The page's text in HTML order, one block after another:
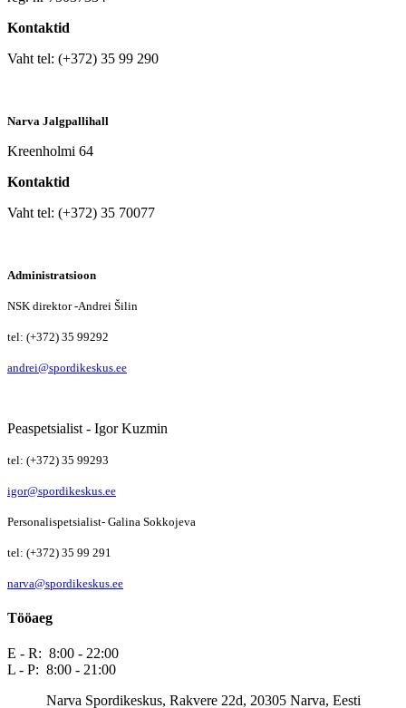
Kontaktid
Vaht tel: (+372) 35 99 290
Narva Jalgpallihall
Kreenholmi 64
Kontaktid
Vaht tel: (+372) 35 70077
Administratsioon
NSK direktor -Andrei Šilin
tel: (+372) 35 99292
andrei@spordikeskus.ee
Peaspetsialist - Igor Kuzmin
tel: (+372) 35 99293
igor@spordikeskus.ee
Personalispetsialist- Galina Sokkojeva
tel: (+372) 35 99 291
narva@spordikeskus.ee
Tööaeg
E - R: 8:00 - 22:00
L - P: 8:00 - 21:00
Narva Spordikeskus, Rakvere 22d, 20305 Narva, Eesti